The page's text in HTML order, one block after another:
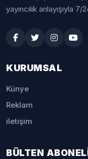
yayıncılık anlayışıyla 7/
KURUMSAL
Künye
Reklam
iletişim
BÜLTEN